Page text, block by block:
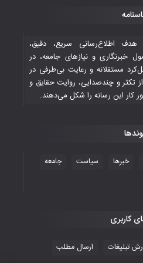
ایران
کشور با گلباران تایلند به
چین، فوتسال‌بازان جوان
در سال ۲۰۱۶ با هدف اطلاع‌رسانی سریع، دقیق،
خبرنگاری و نیازهای جامعه، در
مستقلانه و رعایت بی‌طرفی در
تکثر و چندصدایی، روایت حقایق و
کار این رسانه را شکل می‌دهند.
خبرها سیاست
جامعه
کاربری
تبلیغات ارسال مطلب